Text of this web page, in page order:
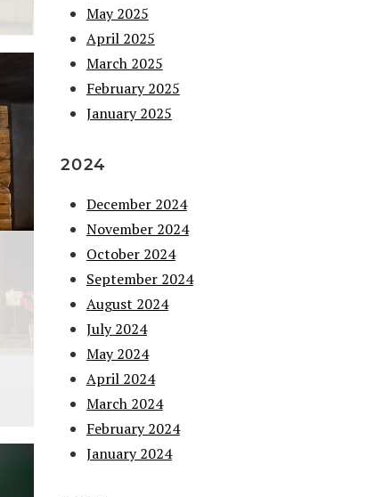
May 2025
April 2025
March 2025
February 2025
January 2025
2024
December 2024
November 2024
October 2024
September 2024
August 2024
July 2024
May 2024
April 2024
March 2024
February 2024
January 2024